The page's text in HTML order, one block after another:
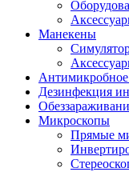
Манекены
Антимикробное
Дезинфекция
Микроскопы
Прямые